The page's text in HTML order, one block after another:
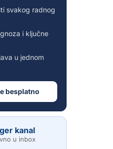
svakog radnog
i ključne
u jednom
besplatno
kanal
u inbox